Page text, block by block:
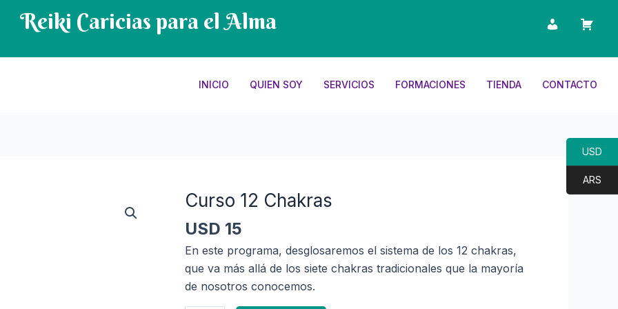
Reiki Caricias para el Alma
INICIO QUIEN SOY SERVICIOS FORMACIONES TIENDA CONTACTO
Curso 12 Chakras
USD 15
En este programa, desglosaremos el sistema de los 12 chakras,
que va más allá de los siete chakras tradicionales que la mayoría
de nosotros conocemos.
Curso
Chakras
quantity
USD
ARS